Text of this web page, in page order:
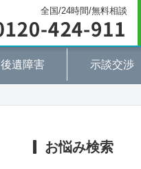
全国/24時間/無料相談
後遺障害 示談交渉
お悩み検索